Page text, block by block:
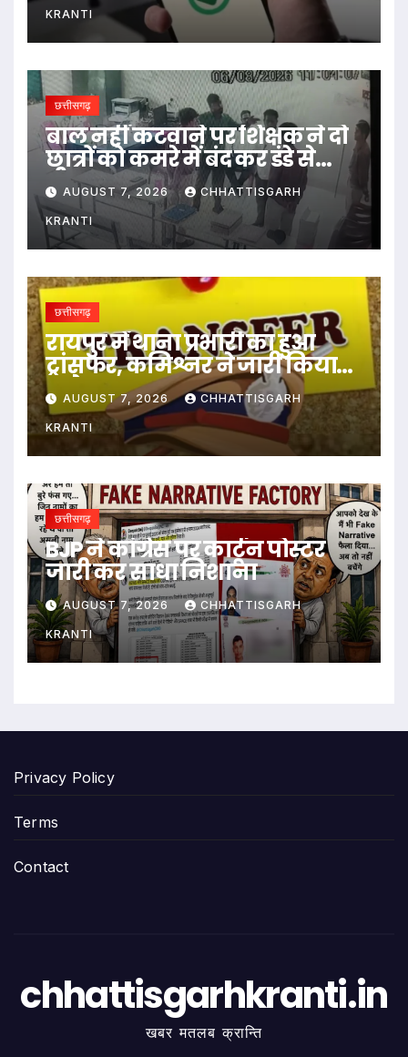
KRANTI
छत्तीसगढ़
बाल नहीं कटवाने पर शिक्षक ने दो
छात्रों को कमरे में बंद कर डंडे से
पीटा…
AUGUST 7, 2026 CHHATTISGARH
KRANTI
छत्तीसगढ़
रायपुर में थाना प्रभारी का हुआ
ट्रांसफर, कमिश्नर ने जारी किया
आदेश
AUGUST 7, 2026 CHHATTISGARH
KRANTI
छत्तीसगढ़
BJP ने कांग्रेस पर कार्टून पोस्टर
जारी कर साधा निशाना
AUGUST 7, 2026 CHHATTISGARH
KRANTI
Privacy Policy
Terms
Contact
chhattisgarhkranti.in
खबर मतलब क्रान्ति